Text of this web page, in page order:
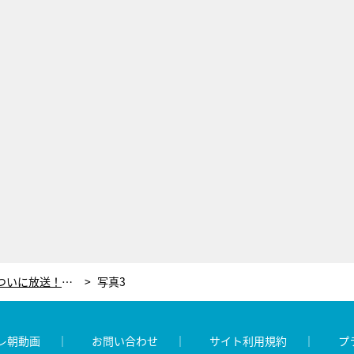
『警視庁・捜査一課長』最新SPついに放送！シリーズ集大成は“一課長VS最後のご遺体” 写真3
朝動画 お問い合わせ サイト利用規約 プ